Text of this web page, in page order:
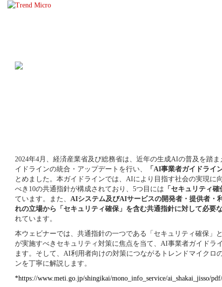
2024年4月、経済産業省及び総務省は、近年の生成AIの普及を踏
イドラインの統合・アップデートを行い、
「AI事業者ガイドライ
とめました。本ガイドラインでは、AIにより目指す社会の実現に
べき10の共通指針が構成されており、5つ目には 「セキュリティ確
ています。また、 AIシステム及びAIサービスの開発者・提供者・
れの立場から「セキュリティ確保」を含む共通指針に対して必要
れています。
本ウェビナーでは、共通指針の一つである「セキュリティ確保」
が実施すべきセキュリティ対策に焦点を当て、AI事業者ガイドラ
ます。そして、AI利用者向けの対策につながるトレンドマイクロ
ンを丁寧に解説します。
*https://www.meti.go.jp/shingikai/mono_info_service/ai_shakai_jisso/